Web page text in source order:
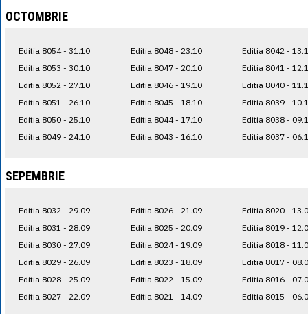
OCTOMBRIE
Editia 8054 - 31.10
Editia 8053 - 30.10
Editia 8052 - 27.10
Editia 8051 - 26.10
Editia 8050 - 25.10
Editia 8049 - 24.10
Editia 8048 - 23.10
Editia 8047 - 20.10
Editia 8046 - 19.10
Editia 8045 - 18.10
Editia 8044 - 17.10
Editia 8043 - 16.10
Editia 8042 -
Editia 8041 -
Editia 8040 -
Editia 8039 -
Editia 8038 -
Editia 8037 -
SEPEMBRIE
Editia 8032 - 29.09
Editia 8031 - 28.09
Editia 8030 - 27.09
Editia 8029 - 26.09
Editia 8028 - 25.09
Editia 8027 - 22.09
Editia 8026 - 21.09
Editia 8025 - 20.09
Editia 8024 - 19.09
Editia 8023 - 18.09
Editia 8022 - 15.09
Editia 8021 - 14.09
Editia 8020 -
Editia 8019 -
Editia 8018 -
Editia 8017 -
Editia 8016 -
Editia 8015 -